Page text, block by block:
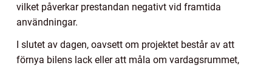
vilket påverkar prestandan negativt vid framtida
användningar.
I slutet av dagen, oavsett om projektet består av att
förnya bilens lack eller att måla om vardagsrummet,